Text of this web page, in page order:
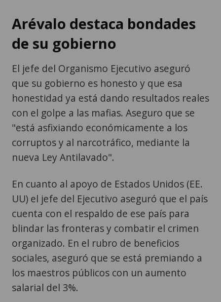
Arévalo destaca bondades
de su gobierno
El jefe del Organismo Ejecutivo aseguró
que su gobierno es honesto y que esa
honestidad ya está dando resultados reales
con el golpe a las mafias. Aseguro que se
"está asfixiando económicamente a los
corruptos y al narcotráfico, mediante la
nueva Ley Antilavado".
En cuanto al apoyo de Estados Unidos (EE.
UU) el jefe del Ejecutivo aseguró que el país
cuenta con el respaldo de ese país para
blindar las fronteras y combatir el crimen
organizado. En el rubro de beneficios
sociales, aseguró que se está premiando a
los maestros públicos con un aumento
salarial del 3%.